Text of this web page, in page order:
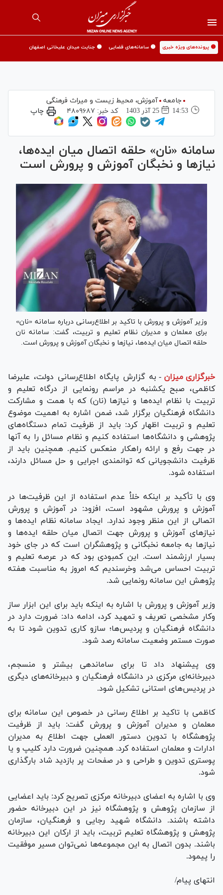
🟡 پرونده‌های ویژه خبری 🟡 سامانه‌های قضایی 🟡 جنایت میدان علیخانی اصفهان
جامعه
آموزش،‌ محیط زیست و میراث فرهنگی
14:53
25 آذر 1403 کد خبر: ۴۸۰۹۶۸۷ چاپ
سامانه «نان» حلقه اتصال میان ایده‌ها،
نیاز‌ها و نخبگان آموزش و پرورش است
وزیر آموزش و پرورش با تاکید بر اطلاع‌رسانی درباره سامانه «نان»
برای معلمان و مدیران نظام تعلیم و تربیت، گفت: سامانه نان
حلقه اتصال میان ایده‌ها، نیاز‌ها و نخبگان آموزش و پرورش است.
خبرگزاری میزان - به گزارش پایگاه اطلاع‌رسانی دولت، علیرضا
کاظمی، صبح یکشنبه در مراسم رونمایی از درگاه تعلیم و
تربیت با نظام ایده‌ها و نیاز‌ها (نان) که با همت و مشارکت
دانشگاه فرهنگیان برگزار شد، ضمن اشاره به اهمیت موضوع
تعلیم و تربیت اظهار کرد: باید از ظرفیت تمام دستگاه‌های
پژوهشی و دانشگاه‌ها استفاده کنیم و نظام مسائل را به آنها
در جهت رفع و ارائه راهکار منعکس کنیم. همچنین باید از
ظرفیت دانشجویانی که توانمندی اجرایی و حل مسائل دارند،
استفاده شود.
وی با تأکید بر اینکه خلأ عدم استفاده از این ظرفیت‌ها در
آموزش و پرورش مشهود است، افزود: در آموزش و پرورش
اتصالی از این منظر وجود ندارد. ایجاد سامانه نظام ایده‌ها و
نیاز‌های آموزش و پرورش جهت اتصال میان حلقه ایده‌ها و
نیاز‌ها به جامعه نخبگانی و پژوهشگران است که در جای خود
بسیار ارزشمند است. این کمبودی بود که در عرصه تعلیم و
تربیت احساس می‌شد وخرسندیم که امروز به مناسبت هفته
پژوهش این سامانه رونمایی شد.
وزیر آموزش و پرورش با اشاره به اینکه باید برای این ابزار ساز
وکار مشخصی تعریف و تمهید کرد، ادامه داد: ضرورت دارد در
دانشگاه فرهنگیان و پردیس‌ها؛ سازو کاری تدوین شود تا به
صورت مستمر وضعیت سامانه رصد شود.
وی پیشنهاد داد تا برای ساماندهی بیشتر و منسجم،
دبیرخانه‌ای مرکزی در دانشگاه فرهنگیان و دبیرخانه‌های دیگری
در پردیس‌های استانی تشکیل شود.
کاظمی با تاکید بر اطلاع رسانی در خصوص این سامانه برای
معلمان و مدیران آموزش و پرورش گفت: باید از ظرفیت
پژوهشگاه با تدوین دستور العملی جهت اطلاع به مدیران
ادارات و معلمان استفاده کرد. همچنین ضرورت دارد کلیپ و یا
پوستری تدوین و طراحی و در صفحات پر بازدید شاد بارگذاری
شود.
وی با اشاره به اعضای دبیرخانه مرکزی تصریح کرد: باید اعضایی
از سازمان پژوهش و پژوهشگاه نیز در این دبیرخانه حضور
داشته باشند. دانشگاه شهید رجایی و فرهنگیان، سازمان
پژوهش و پژوهشگاه تعلیم تربیت، باید از ارکان این دبیرخانه
باشند. بدون اتصال به این مجموعه‌ها نمی‌توان مسیر موفقیت
را پیمود.
انتهای پیام/